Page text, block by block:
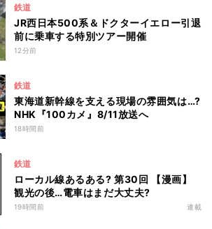
鉄道
JR西日本500系＆ドクターイエロー引退
前に乗車する特別ツアー開催
12分前
鉄道
東海道新幹線を支える現場の雰囲気は…?
NHK『100カメ』8/11放送へ
18時間前
鉄道
ローカル線あるある? 第30回 【漫画】
観光の後…電車はまだ大丈夫?
19時間前 連載